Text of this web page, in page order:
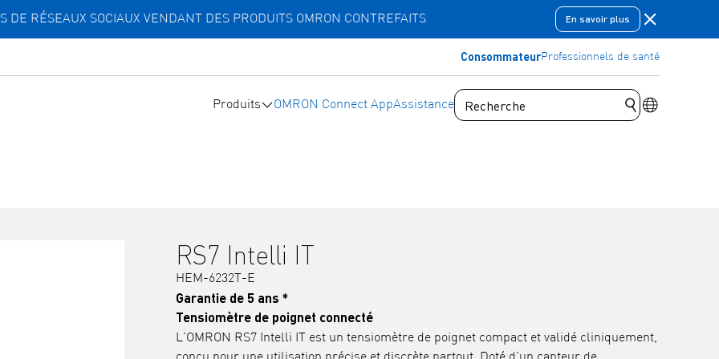
RÉSEAUX SOCIAUX VENDANT DES PRODUITS OMRON CONTREFAITS En savoir plus Fermer la
ConsommateurProfessionnels de santé
Produits OMRON Connect AppAssistance
Soumettre une
RS7 Intelli IT
HEM-6232T-E
Garantie de 5 ans *
Tensiomètre de poignet connecté
L'OMRON RS7 Intelli IT est un tensiomètre de poignet compact et validé cliniquement,